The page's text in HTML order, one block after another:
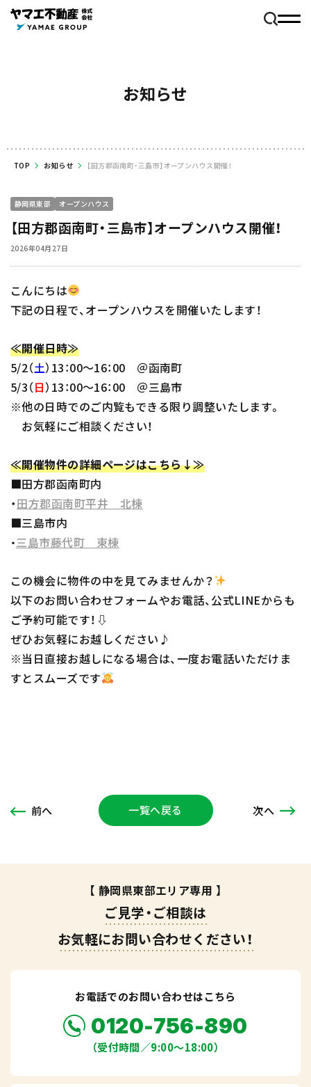
お知らせ
TOP お知らせ 【田方郡函南町・三島市】オープンハウス開催！
静岡県東部 オープンハウス
【田方郡函南町・三島市】オープンハウス開催！
2026年04月27日
こんにちは
下記の日程で、オープンハウスを開催いたします！
≪開催日時≫
5/2（土）13：00～16：00 ＠函南町
5/3（日）13：00～16：00 ＠三島市
※他の日時でのご内覧もできる限り調整いたします。
お気軽にご相談ください！
≪開催物件の詳細ページはこちら↓≫
■田方郡函南町内
・田方郡函南町平井 北棟
■三島市内
・三島市藤代町 東棟
この機会に物件の中を見てみませんか？
以下のお問い合わせフォームやお電話、公式LINEからも
ご予約可能です！⇩
ぜひお気軽にお越しください♪
※当日直接お越しになる場合は、一度お電話いただけま
すとスムーズです
前へ 一覧へ戻る 次へ
【 静岡県東部エリア専用 】
ご見学・ご相談は
お気軽にお問い合わせください！
お電話でのお問い合わせはこちら
0120-756-890
（受付時間／9:00〜18:00）